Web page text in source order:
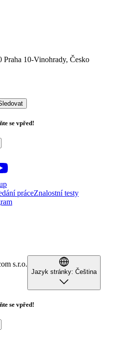
Praha 10-Vinohrady, Česko
se vpřed!
práceZnalostní testy
s.r.o.
Jazyk stránky: Čeština
se vpřed!